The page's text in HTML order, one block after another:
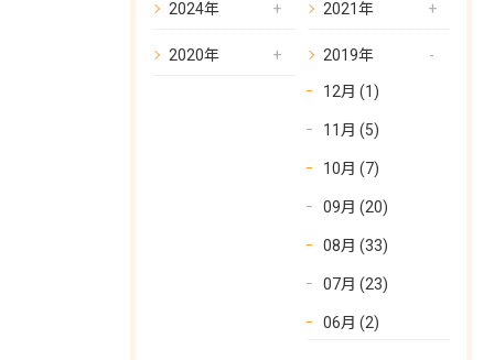
2024年 2021年
2020年 2019年
12月 (1)
11月 (5)
10月 (7)
09月 (20)
08月 (33)
07月 (23)
06月 (2)
お問い合わせはこちら